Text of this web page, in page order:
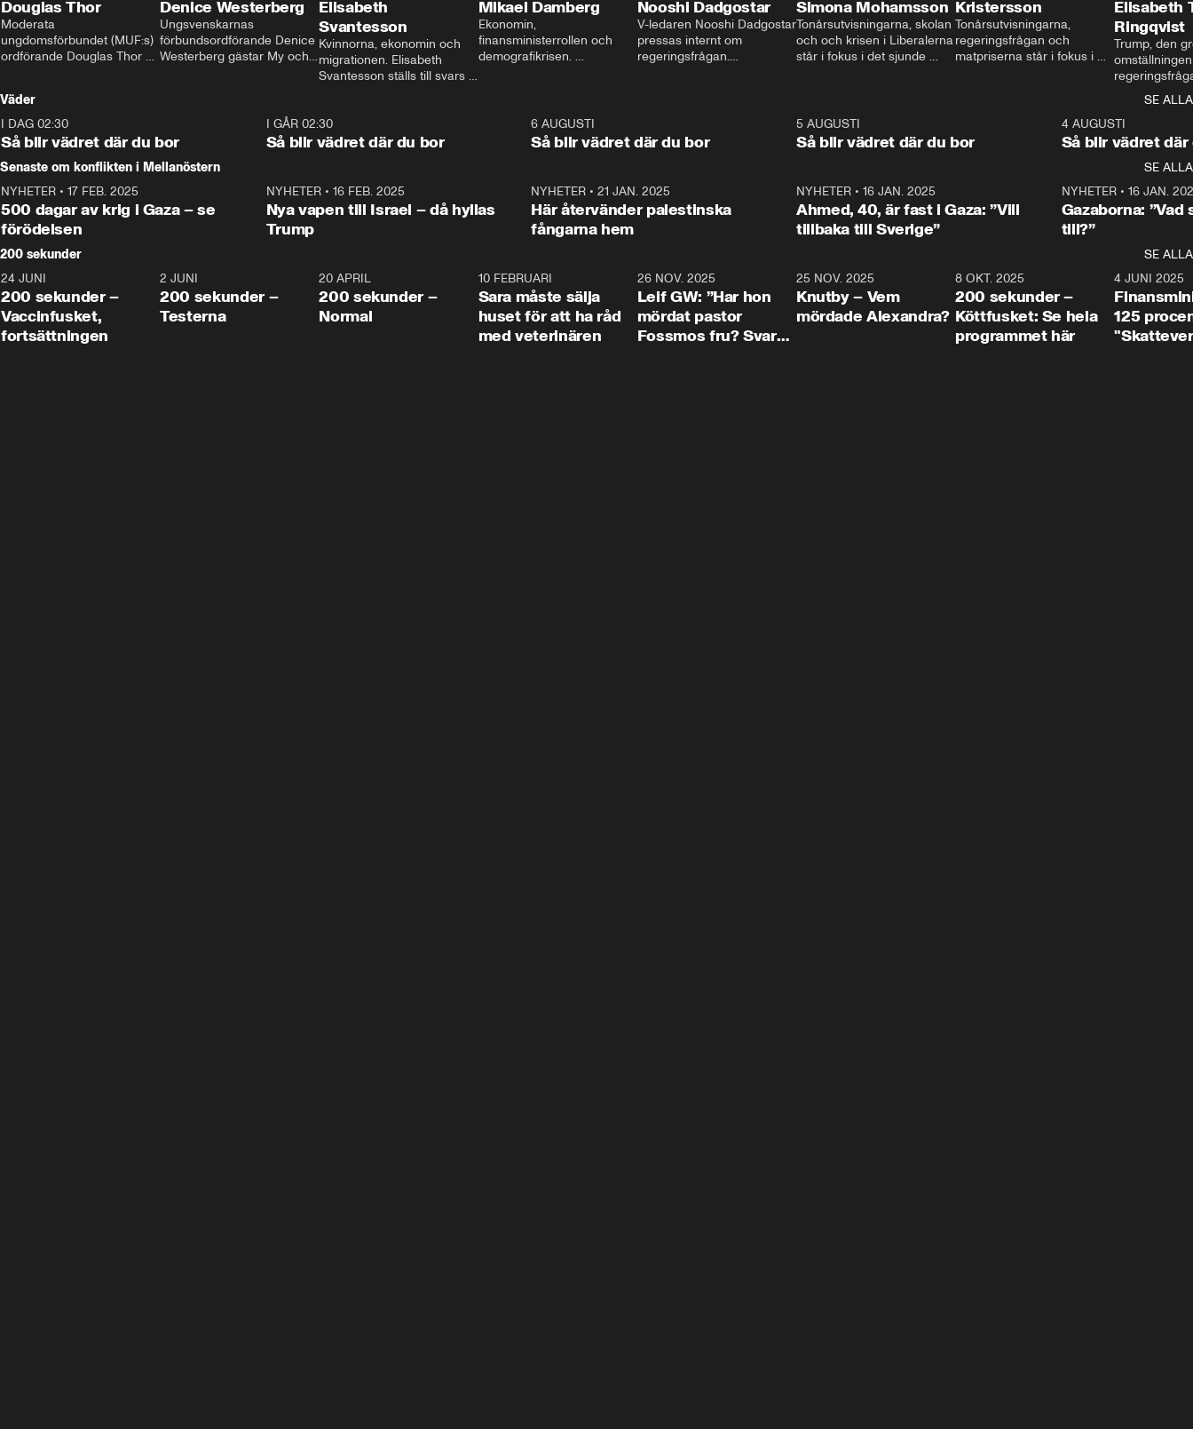
Douglas Thor
Moderata
ungdomsförbundet (MUF:s)
ordförande Douglas Thor
tonårsutvisningarna och hur
Moderaterna ska locka
väljare till valet i höst.
Denice Westerberg
Ungsvenskarnas
förbundsordförande Denice
Westerberg gästar My och
Elisabeth
Svantesson
Kvinnorna, ekonomin och
migrationen. Elisabeth
Svantesson ställs till svars
Mikael Damberg
Ekonomin,
finansministerrollen och
demografikrisen.
och Makten.
Nooshi Dadgostar
V-ledaren Nooshi Dadgostar
pressas internt om
regeringsfrågan.
– Vi ställer upp i val. Ska vi
vara med så sitter vi förstås
Simona Mohamsson
Tonårsutvisningarna, skolan
och och krisen i Liberalerna
står i fokus i det sjunde
kommentator My
Rohwedder ställer
utbildnings- och
Mohamsson till svars.
Kristersson
Tonårsutvisningarna,
regeringsfrågan och
matpriserna står i fokus i
Rohwedder ställer
statsminister Ulf Kristersson
Elisabeth
Ringqvist
Trump, den
centrum i
avsnittet av
Makten”. Se
Aftonbladets
Rohwedder
Thand Ring
Väder
SE ALLA
I DAG 02:30
Så blir vädret där du bor
1:06
I GÅR 02:30
Så blir vädret där du bor
6 AUGUSTI
Så blir vädret där du bor
5 AUGUSTI
Så blir vädret där du bor
4 AUGUSTI
Så blir vädret där
Senaste om konflikten i Mellanöstern
SE ALLA
NYHETER • 17 FEB. 2025
500 dagar av krig i Gaza – se
förödelsen
NYHETER• 16 FEB. 2025
Nya vapen till Israel – då hyllas
Trump
NYHETER •21 JAN. 2025
Här återvänder palestinska
fångarna hem
NYHETER• 16 JAN. 2025
Ahmed, 40, är fast i Gaza: ”Vill
tillbaka till Sverige”
NYHETER• 16 JAN.
Gazaborna:
till?”
200 sekunder
SE ALLA
5:00
24 JUNI
200 sekunder –
Vaccinfusket,
fortsättningen
4:23
2 JUNI
200 sekunder –
Testerna
20 APRIL
200 sekunder –
Normal
10 FEBRUARI
Sara måste sälja
huset för att ha råd
med veterinären
26 NOV. 2025
Leif GW: ”Har hon
mördat pastor
Fossmos fru? Svar
31:05
25 NOV. 2025
Knutby – Vem
mördade Alexandra?
4:29
8 OKT. 2025
200 sekunder –
Köttfusket: Se hela
programmet här
4 JUNI 2025
125